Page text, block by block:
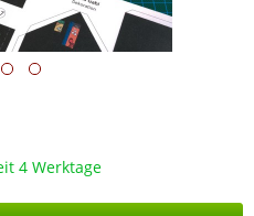
4 Werktage